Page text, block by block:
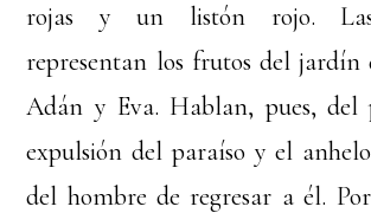
rojas y un listón rojo. Las
representan los frutos del jardín
Adán y Eva. Hablan, pues, del
expulsión del paraíso y el
del hombre de regresar a él.